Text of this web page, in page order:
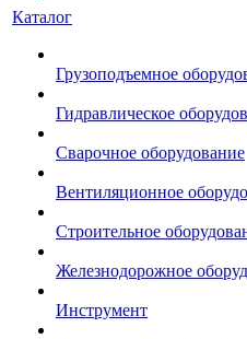
Каталог
Грузоподъемное
Гидравлическое
Сварочное оборудование
Вентиляционное
Строительное
Железнодорожное
Инструмент